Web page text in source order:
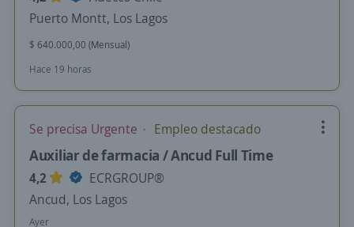
Puerto Montt, Los Lagos
$ 640.000,00 (Mensual)
Hace 19 horas
Se precisa Urgente Empleo destacado
Auxiliar de farmacia / Ancud Full Time
4,2
ECRGROUP®️
Ancud, Los Lagos
Ayer